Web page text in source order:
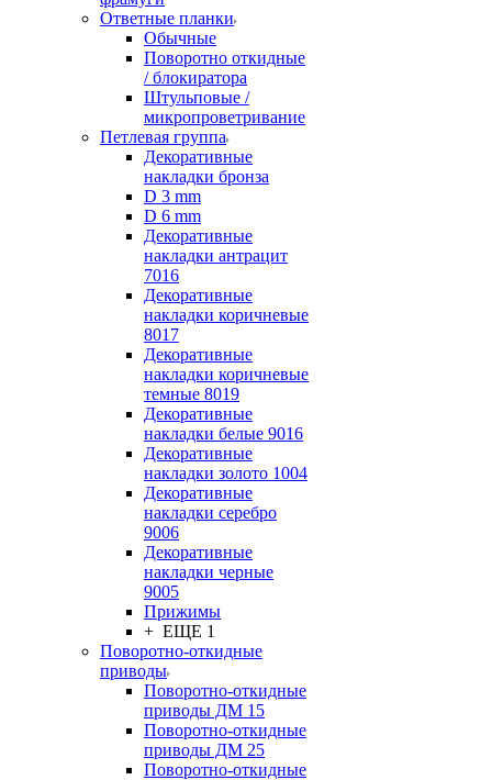
Ответные планки
Обычные
Поворотно откидные
/ блокиратора
Штульповые /
микропроветривание
Петлевая группа
Декоративные
накладки бронза
D 3 mm
D 6 mm
Декоративные
накладки антрацит
7016
Декоративные
накладки коричневые
8017
Декоративные
накладки коричневые
темные 8019
Декоративные
накладки белые 9016
Декоративные
накладки золото 1004
Декоративные
накладки серебро
9006
Декоративные
накладки черные
9005
Прижимы
+ ЕЩЕ 1
Поворотно-откидные
приводы
Поворотно-откидные
приводы ДМ 15
Поворотно-откидные
приводы ДМ 25
Поворотно-откидные